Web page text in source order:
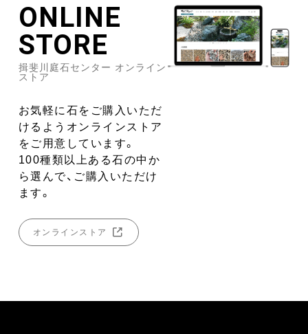
ONLINE
STORE
揖斐川庭石センター オンライン
ストア
お気軽に石をご購入いただ
けるようオンラインストア
をご用意しています。
100種類以上ある石の中か
ら選んで、ご購入いただけ
ます。
オンラインストア